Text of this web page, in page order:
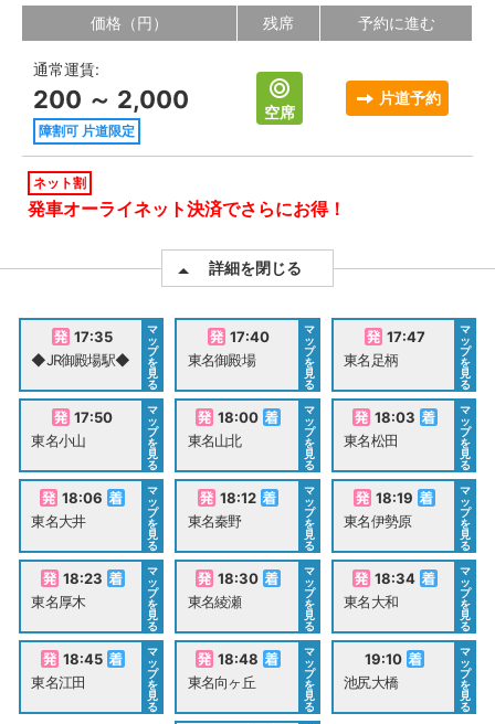
価格（円） 残席 予約に進む
通常運賃:
200 ～ 2,000
障割可 片道限定
空席
片道予約
ネット割
発車オーライネット決済でさらにお得！
詳細を閉じる
17:35
◆JR御殿場駅◆
マ
ッ
プ
を
見
る
17:40
東名御殿場
マ
ッ
プ
を
見
る
17:47
東名足柄
マ
ッ
プ
を
見
る
17:50
東名小山
マ
ッ
プ
を
見
る
18:00
東名山北
マ
ッ
プ
を
見
る
18:03
東名松田
マ
ッ
プ
を
見
る
18:06
東名大井
マ
ッ
プ
を
見
る
18:12
東名秦野
マ
ッ
プ
を
見
る
18:19
東名伊勢原
マ
ッ
プ
を
見
る
18:23
東名厚木
マ
ッ
プ
を
見
る
18:30
東名綾瀬
マ
ッ
プ
を
見
る
18:34
東名大和
マ
ッ
プ
を
見
る
18:45
東名江田
マ
ッ
プ
を
見
る
18:48
東名向ヶ丘
マ
ッ
プ
を
見
る
19:10
池尻大橋
マ
ッ
プ
を
見
る